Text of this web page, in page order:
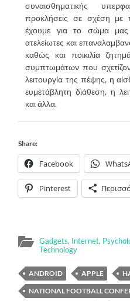
συναισθηματικής
προκλήσεις σε σχέση με
έχουμε για το σώμα μας
ατελείωτες και
καθώς και ποικιλία
συμπτωμάτων που
λειτουργία της πέψης, η
ευμετάβλητη διάθεση, η
και άλλα.
Share:
Facebook
Pinterest
Gadgets, Internet,
Technology
ANDROID APPLE
NATIONAL FOOTBALL